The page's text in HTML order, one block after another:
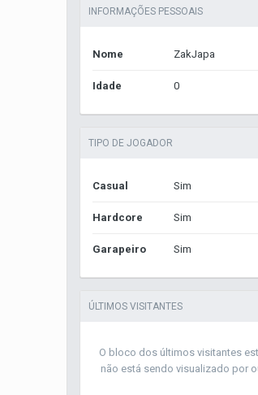
INFORMAÇÕES PESSOAIS
Nome ZakJapa
Idade 0
TIPO DE JOGADOR
Casual Sim
Hardcore Sim
Garapeiro Sim
ÚLTIMOS VISITANTES
O bloco dos últimos visitantes
não está sendo visualizado por